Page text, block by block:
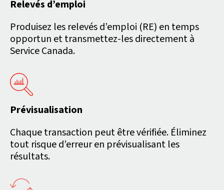
Relevés d’emploi
Produisez les relevés d’emploi (RE) en temps
opportun et transmettez-les directement à
Service Canada.
Prévisualisation
Chaque transaction peut être vérifiée. Éliminez
tout risque d’erreur en prévisualisant les
résultats.